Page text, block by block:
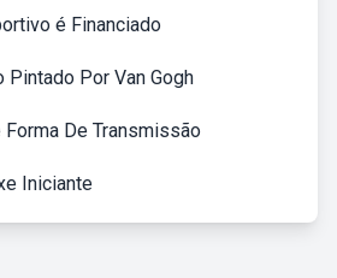
é Financiado
Pintado Por Van Gogh
De Transmissão
Iniciante